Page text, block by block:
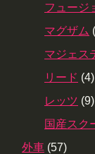
フュージ
マグザム
マジェス
リード (4)
レッツ (9)
国産スク
外車 (57)